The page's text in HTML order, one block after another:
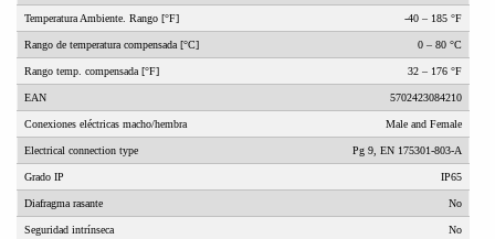
Temperatura Ambiente. Rango [°F] -40 – 185 °F
Rango de temperatura compensada [°C] 0 – 80 °C
Rango temp. compensada [°F] 32 – 176 °F
EAN 5702423084210
Conexiones eléctricas macho/hembra Male and Female
Electrical connection type Pg 9, EN 175301-803-A
Grado IP IP65
Diafragma rasante No
Seguridad intrínseca No